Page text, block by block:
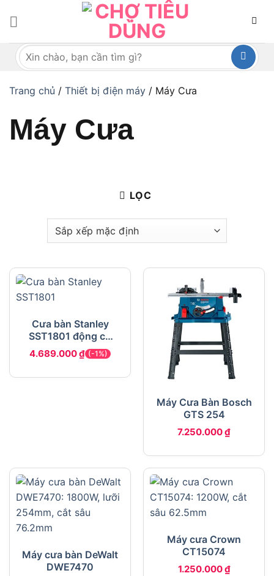
dungTìm
kiếm:
Trang chủ / Thiết bị điện máy / Máy Cưa
Máy Cưa
LỌC
Cưa bàn Stanley
SST1801 động cơ
1800W lưỡi 254mm
4.689.000₫ (-1%)
Máy Cưa Bàn Bosch
GTS 254
7.250.000₫
Máy cưa bàn DeWalt
DWE7470
Máy cưa Crown
CT15074
1.250.000₫